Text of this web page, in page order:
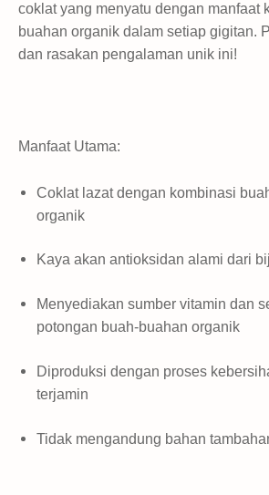
coklat yang menyatu dengan manfaat
buahan organik dalam setiap gigitan.
dan rasakan pengalaman unik ini!
Manfaat Utama:
Coklat lazat dengan kombinasi
organik
Kaya akan antioksidan alami dari
Menyediakan sumber vitamin dan
potongan buah-buahan organik
Diproduksi dengan proses
terjamin
Tidak mengandung bahan